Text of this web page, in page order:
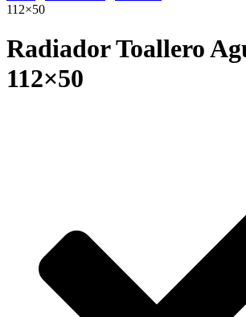
112×50
Radiador Toallero
112×50